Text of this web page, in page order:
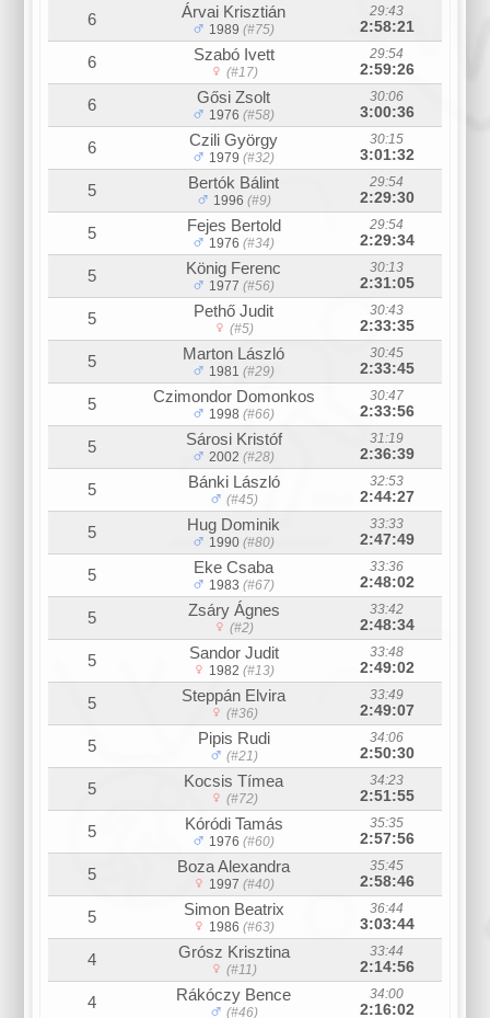
6 Árvai Krisztián
1989 (#75)
29:43
2:58:21
6 Szabó Ivett
(#17)
29:54
2:59:26
6 Gősi Zsolt
1976 (#58)
30:06
3:00:36
6 Czili György
1979 (#32)
30:15
3:01:32
5 Bertók Bálint
1996 (#9)
29:54
2:29:30
5 Fejes Bertold
1976 (#34)
29:54
2:29:34
5 König Ferenc
1977 (#56)
30:13
2:31:05
5 Pethő Judit
(#5)
30:43
2:33:35
5 Marton László
1981 (#29)
30:45
2:33:45
5 Czimondor Domonkos
1998 (#66)
30:47
2:33:56
5 Sárosi Kristóf
2002 (#28)
31:19
2:36:39
5 Bánki László
(#45)
32:53
2:44:27
5 Hug Dominik
1990 (#80)
33:33
2:47:49
5 Eke Csaba
1983 (#67)
33:36
2:48:02
5 Zsáry Ágnes
(#2)
33:42
2:48:34
5 Sandor Judit
1982 (#13)
33:48
2:49:02
5 Steppán Elvira
(#36)
33:49
2:49:07
5 Pipis Rudi
(#21)
34:06
2:50:30
5 Kocsis Tímea
(#72)
34:23
2:51:55
5 Kóródi Tamás
1976 (#60)
35:35
2:57:56
5 Boza Alexandra
1997 (#40)
35:45
2:58:46
5 Simon Beatrix
1986 (#63)
36:44
3:03:44
4 Grósz Krisztina
(#11)
33:44
2:14:56
4 Rákóczy Bence
(#46)
34:00
2:16:02